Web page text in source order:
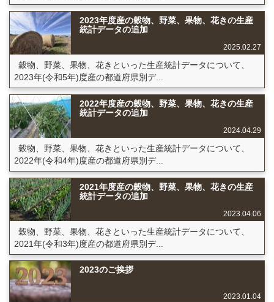
2023年度産の穀物、野菜、果物、花きの生産
統計データの追加
2025.02.27
穀物、野菜、果物、花きといった生産統計データについて、
2023年(令和5年)度産の都道府県別デ...
2022年度産の穀物、野菜、果物、花きの生産
統計データの追加
2024.04.29
穀物、野菜、果物、花きといった生産統計データについて、
2022年(令和4年)度産の都道府県別デ...
2021年度産の穀物、野菜、果物、花きの生産
統計データの追加
2023.04.06
穀物、野菜、果物、花きといった生産統計データについて、
2021年(令和3年)度産の都道府県別デ...
2023のご挨拶
2023.01.04